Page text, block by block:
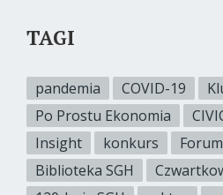
TAGI
pandemia COVID-19
Po Prostu Ekonomia
Insight
konkurs
Biblioteka SGH